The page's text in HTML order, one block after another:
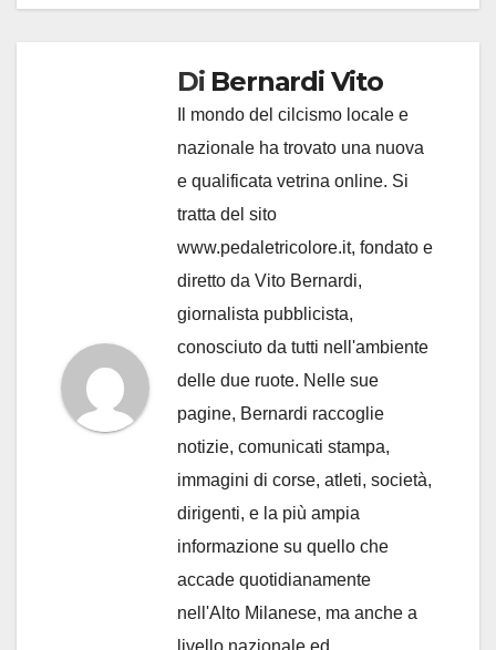
Di Bernardi Vito
Il mondo del cilcismo locale e
nazionale ha trovato una nuova
e qualificata vetrina online. Si
tratta del sito
www.pedaletricolore.it, fondato e
diretto da Vito Bernardi,
giornalista pubblicista,
conosciuto da tutti nell'ambiente
delle due ruote. Nelle sue
pagine, Bernardi raccoglie
notizie, comunicati stampa,
immagini di corse, atleti, società,
dirigenti, e la più ampia
informazione su quello che
accade quotidianamente
nell'Alto Milanese, ma anche a
livello nazionale ed